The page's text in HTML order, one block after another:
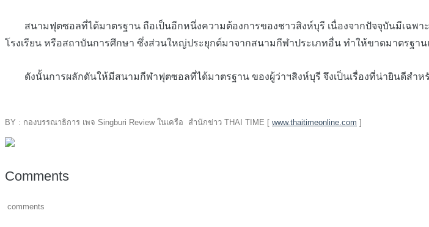
สนามฟุตซอลที่ได้มาตรฐาน ถือเป็นอีกหนึ่งความต้องการของชาวสิงห์บุรี เนื่องจากปัจจุบันมีเฉพ
โรงเรียน หรือสถาบันการศึกษา ซึ่งส่วนใหญ่ประยุกต์มาจากสนามกีฬาประเภทอื่น ทำให้ขาดมาตรฐา
ดังนั้นการผลักดันให้มีสนามกีฬาฟุตซอลที่ได้มาตรฐาน ของผู้ว่าฯสิงห์บุรี จึงเป็นเรื่องที่น่ายินดีสำหรั
BY : กองบรรณาธิการ เพจ Singburi Review ในเครือ สำนักข่าว THAI TIME [ www.thaitimeonline.com ]
Comments
comments